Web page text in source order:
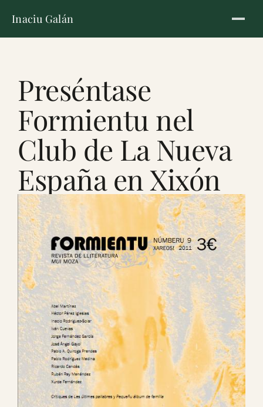
Inaciu Galán
Preséntase
Formientu nel
Club de La Nueva
España en Xixón